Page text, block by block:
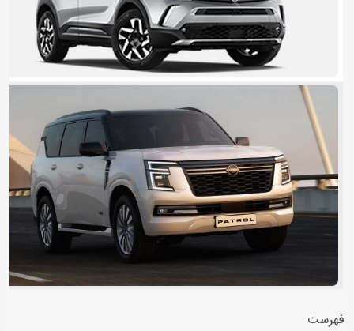
فهرست